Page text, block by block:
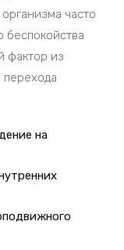
часто
беспокойства
фактор из
перехода
на